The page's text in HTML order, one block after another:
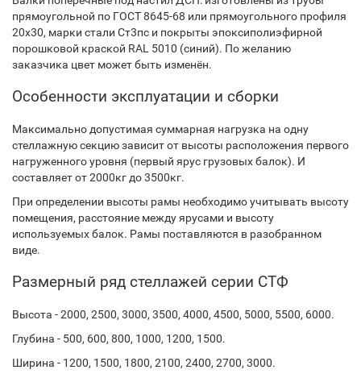
прямоугольной по ГОСТ 8645-68 или прямоугольного профиля
20х30, марки стали Ст3пс и покрыты эпоксиполиэфирной
порошковой краской RAL 5010 (синий). По желанию
заказчика цвет может быть изменён.
Особенности эксплуатации и сборки
Максимально допустимая суммарная нагрузка на одну
стеллажную секцию зависит от высоты расположения первого
нагруженного уровня (первый ярус грузовых балок). И
составляет от 2000кг до 3500кг.
При определении высоты рамы необходимо учитывать высоту
помещения, расстояние между ярусами и высоту
используемых балок. Рамы поставляются в разобранном
виде.
Размерный ряд стеллажей серии СТФ
Высота - 2000, 2500, 3000, 3500, 4000, 4500, 5000, 5500, 6000.
Глубина - 500, 600, 800, 1000, 1200, 1500.
Ширина - 1200, 1500, 1800, 2100, 2400, 2700, 3000.